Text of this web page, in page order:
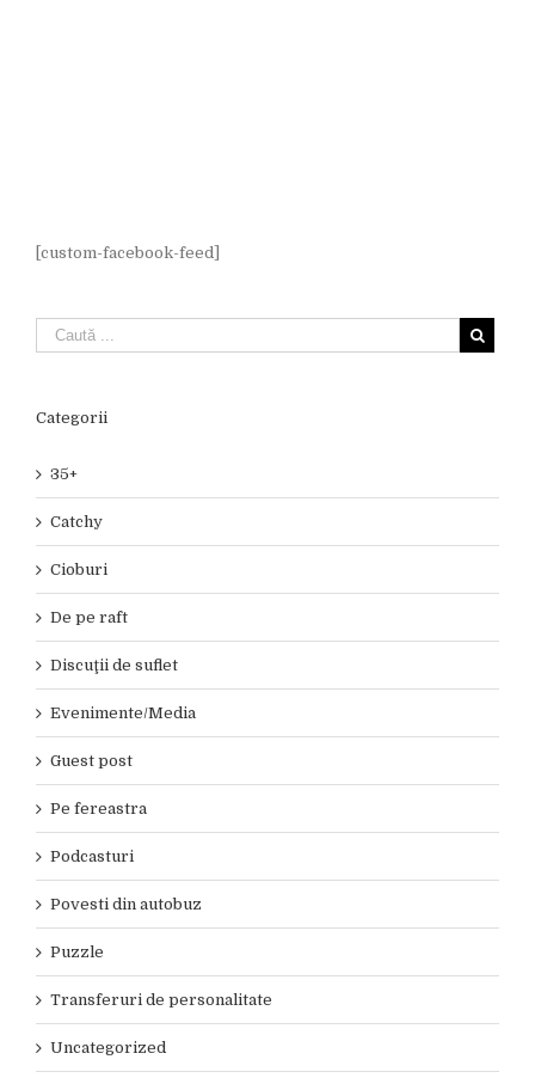
[custom-facebook-feed]
Categorii
35+
Catchy
Cioburi
De pe raft
Discuţii de suflet
Evenimente/Media
Guest post
Pe fereastra
Podcasturi
Povesti din autobuz
Puzzle
Transferuri de personalitate
Uncategorized